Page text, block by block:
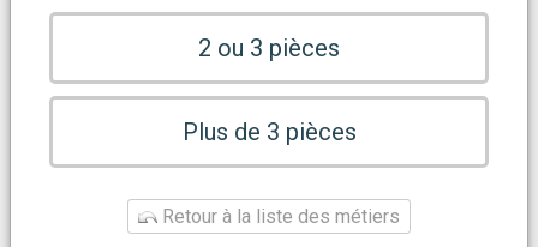
2 ou 3 pièces
Plus de 3 pièces
Retour à la liste des métiers